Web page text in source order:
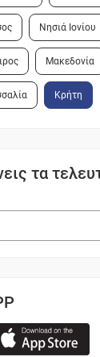
Νησιά Ιονίου
Μακεδονία
Κρήτη
τα